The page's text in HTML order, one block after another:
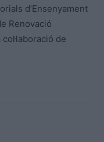
d’Ensenyament
Renovació
de